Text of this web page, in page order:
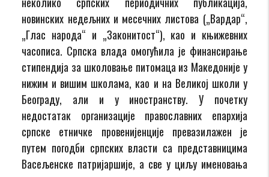
новинских недељних и месечних листова („Вардар“,
„Глас народа“ и „Законитост“), као и књижевних
часописа. Српска влада омогућила је финансирање
стипендија за школовање питомаца из Македоније у
нижим и вишим школама, као и на Великој школи у
Београду, али и у иностранству. У почетку
недостатак организације православних епархија
српске етничке провенијенције превазилажен је
путем погодби српских власти са представницима
Васељенске патријаршије, а све у циљу именовања